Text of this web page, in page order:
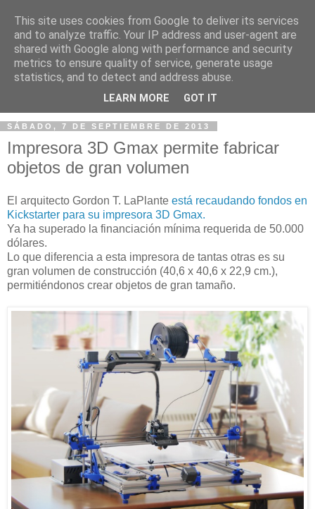
SÁBADO, 7 DE SEPTIEMBRE DE 2013
Impresora 3D Gmax permite fabricar
objetos de gran volumen
El arquitecto Gordon T. LaPlante está recaudando fondos en
Kickstarter para su impresora 3D Gmax.
Ya ha superado la financiación mínima requerida de 50.000
dólares.
Lo que diferencia a esta impresora de tantas otras es su
gran volumen de construcción (40,6 x 40,6 x 22,9 cm.),
permitiéndonos crear objetos de gran tamaño.
This site uses cookies from Google to deliver its services
and to analyze traffic. Your IP address and user-agent are
shared with Google along with performance and security
metrics to ensure quality of service, generate usage
statistics, and to detect and address abuse.
LEARN MORE GOT IT